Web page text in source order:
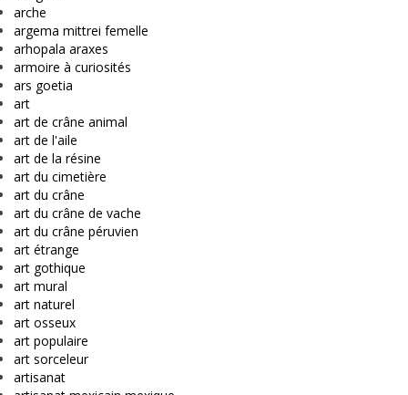
arche
argema mittrei femelle
arhopala araxes
armoire à curiosités
ars goetia
art
art de crâne animal
art de l'aile
art de la résine
art du cimetière
art du crâne
art du crâne de vache
art du crâne péruvien
art étrange
art gothique
art mural
art naturel
art osseux
art populaire
art sorceleur
artisanat